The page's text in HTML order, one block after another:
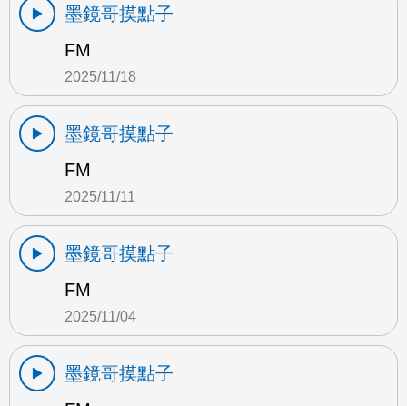
墨鏡哥摸點子
FM
2025/11/18
墨鏡哥摸點子
FM
2025/11/11
墨鏡哥摸點子
FM
2025/11/04
墨鏡哥摸點子